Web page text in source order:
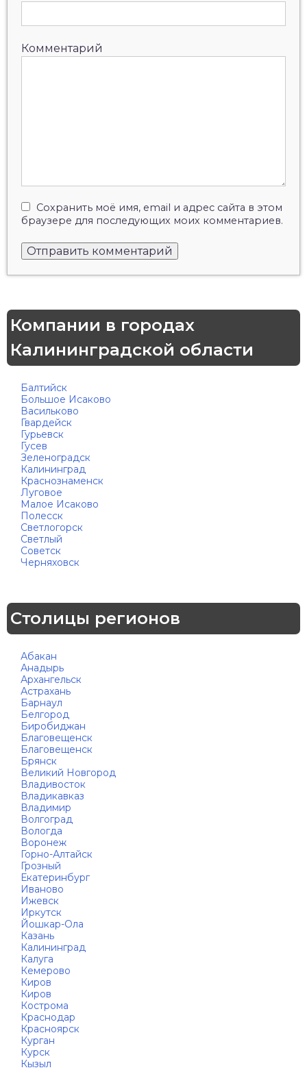
Комментарий
Сохранить моё имя, email и адрес сайта в этом
браузере для последующих моих комментариев.
Компании в городах
Калининградской области
Балтийск
Большое Исаково
Васильково
Гвардейск
Гурьевск
Гусев
Зеленоградск
Калининград
Краснознаменск
Луговое
Малое Исаково
Полесск
Светлогорск
Светлый
Советск
Черняховск
Столицы регионов
Абакан
Анадырь
Архангельск
Астрахань
Барнаул
Белгород
Биробиджан
Благовещенск
Благовещенск
Брянск
Великий Новгород
Владивосток
Владикавказ
Владимир
Волгоград
Вологда
Воронеж
Горно-Алтайск
Грозный
Екатеринбург
Иваново
Ижевск
Иркутск
Йошкар-Ола
Казань
Калининград
Калуга
Кемерово
Киров
Киров
Кострома
Краснодар
Красноярск
Курган
Курск
Кызыл